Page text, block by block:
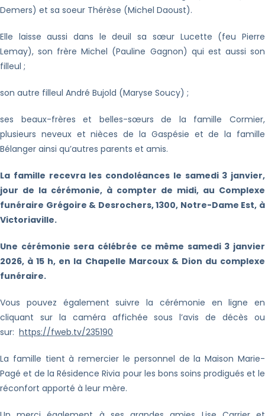
Demers) et sa soeur Thérèse (Michel Daoust).
Elle laisse aussi dans le deuil sa sœur Lucette (feu Pierre
Lemay), son frère Michel (Pauline Gagnon) qui est aussi son
filleul ;
son autre filleul André Bujold (Maryse Soucy) ;
ses beaux-frères et belles-sœurs de la famille Cormier,
plusieurs neveux et nièces de la Gaspésie et de la famille
Bélanger ainsi qu’autres parents et amis.
La famille recevra les condoléances le samedi 3 janvier,
jour de la cérémonie, à compter de midi, au Complexe
funéraire Grégoire & Desrochers, 1300, Notre-Dame Est, à
Victoriaville.
Une cérémonie sera célébrée ce même samedi 3 janvier
2026, à 15 h, en la Chapelle Marcoux & Dion du complexe
funéraire.
Vous pouvez également suivre la cérémonie en ligne en
cliquant sur la caméra affichée sous l’avis de décès ou
sur: https://fweb.tv/235190
La famille tient à remercier le personnel de la Maison Marie-
Pagé et de la Résidence Rivia pour les bons soins prodigués et le
réconfort apporté à leur mère.